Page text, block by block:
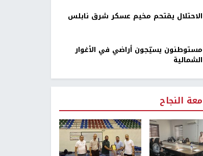
الاحتلال يقتحم مخيم عسكر شرق نابلس
مستوطنون يسيّجون أراضي في الأغوار
الشمالية
النجاح